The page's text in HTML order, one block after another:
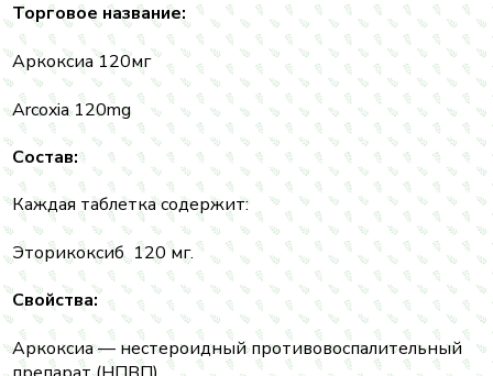
Торговое название:
Аркоксиа 120мг
Arcoxia 120mg
Состав:
Каждая таблетка содержит:
Эторикоксиб 120 мг.
Свойства:
Аркоксиа — нестероидный противовоспалительный